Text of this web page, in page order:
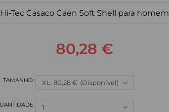
Hi-Tec Casaco Caen Soft Shell para homem
80,28 €
XL, 80,28 €: (Disponível)
1